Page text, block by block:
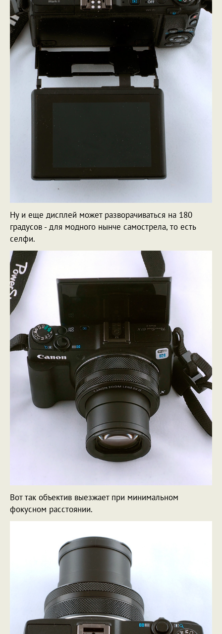
Ну и еще дисплей может разворачиваться на 180
градусов - для модного нынче самострела, то есть
селфи.
Вот так объектив выезжает при минимальном
фокусном расстоянии.